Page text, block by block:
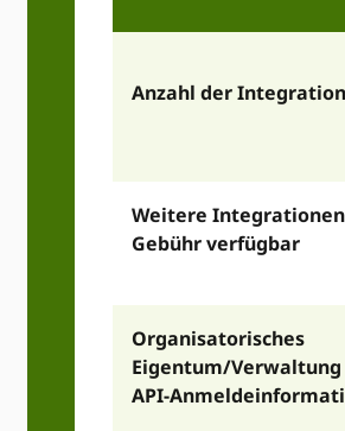
Anzahl der
Weitere
Gebühr verfügbar
Organisatorisches
Eigentum/Verwaltung
API-